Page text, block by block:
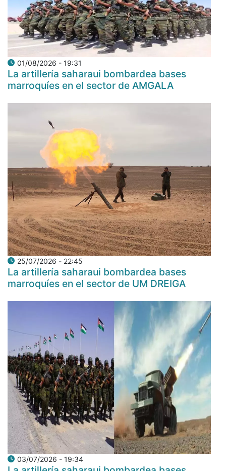
01/08/2026 - 19:31
La artillería saharaui bombardea bases
marroquíes en el sector de AMGALA
25/07/2026 - 22:45
La artillería saharaui bombardea bases
marroquíes en el sector de UM DREIGA
03/07/2026 - 19:34